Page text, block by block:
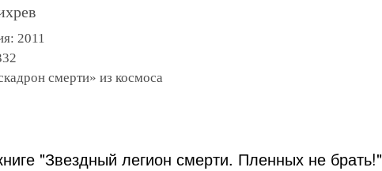
2011
смерти» из космоса
"Звездный легион смерти. Пленных не брать!"